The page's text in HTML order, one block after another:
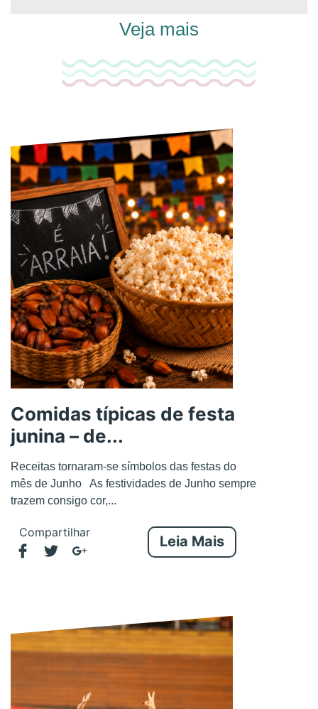
Veja mais
Comidas típicas de festa
junina – de...
Receitas tornaram-se símbolos das festas do
mês de Junho As festividades de Junho sempre
trazem consigo cor,...
Compartilhar
Leia Mais